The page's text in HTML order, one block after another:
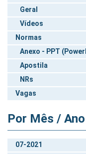
Geral
Vídeos
Normas
Anexo - PPT
Apostila
NRs
Vagas
Por Mês / Ano
07-2021